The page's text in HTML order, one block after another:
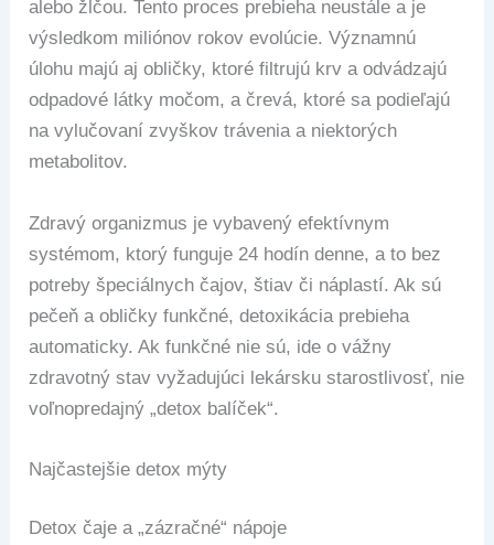
alebo žlčou. Tento proces prebieha neustále a je
výsledkom miliónov rokov evolúcie. Významnú
úlohu majú aj obličky, ktoré filtrujú krv a odvádzajú
odpadové látky močom, a črevá, ktoré sa podieľajú
na vylučovaní zvyškov trávenia a niektorých
metabolitov.
Zdravý organizmus je vybavený efektívnym
systémom, ktorý funguje 24 hodín denne, a to bez
potreby špeciálnych čajov, štiav či náplastí. Ak sú
pečeň a obličky funkčné, detoxikácia prebieha
automaticky. Ak funkčné nie sú, ide o vážny
zdravotný stav vyžadujúci lekársku starostlivosť, nie
voľnopredajný „detox balíček“.
Najčastejšie detox mýty
Detox čaje a „zázračné“ nápoje